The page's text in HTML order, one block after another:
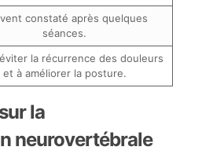
constaté après quelques
séances.
la récurrence des douleurs
et à améliorer la posture.
la
neurovertébrale